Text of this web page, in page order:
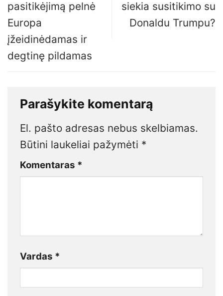
pasitikėjimą pelnė
Europa
įžeidinėdamas ir
degtinę pildamas
siekia susitikimo su
Donaldu Trumpu?
Parašykite komentarą
El. pašto adresas nebus skelbiamas.
Būtini laukeliai pažymėti *
Komentaras *
Vardas *